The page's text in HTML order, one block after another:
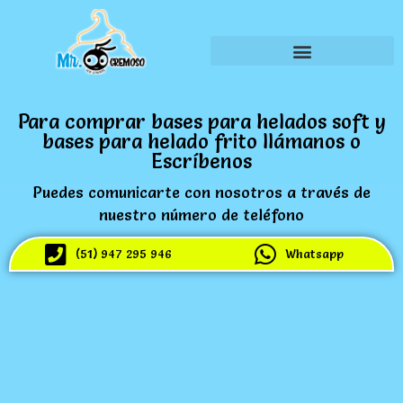
Para comprar bases para helados soft y
bases para helado frito llámanos o
Escríbenos
Puedes comunicarte con nosotros a través de
nuestro número de teléfono
(51) 947 295 946 Whatsapp